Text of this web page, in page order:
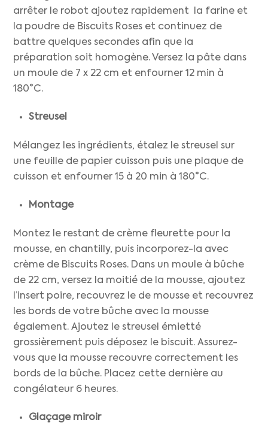
arrêter le robot ajoutez rapidement la farine et
la poudre de Biscuits Roses et continuez de
battre quelques secondes afin que la
préparation soit homogène. Versez la pâte dans
un moule de 7 x 22 cm et enfourner 12 min à
180°C.
Streusel
Mélangez les ingrédients, étalez le streusel sur
une feuille de papier cuisson puis une plaque de
cuisson et enfourner 15 à 20 min à 180°C.
Montage
Montez le restant de crème fleurette pour la
mousse, en chantilly, puis incorporez-la avec
crème de Biscuits Roses. Dans un moule à bûche
de 22 cm, versez la moitié de la mousse, ajoutez
l’insert poire, recouvrez le de mousse et recouvrez
les bords de votre bûche avec la mousse
également. Ajoutez le streusel émietté
grossièrement puis déposez le biscuit. Assurez-
vous que la mousse recouvre correctement les
bords de la bûche. Placez cette dernière au
congélateur 6 heures.
Glaçage miroir